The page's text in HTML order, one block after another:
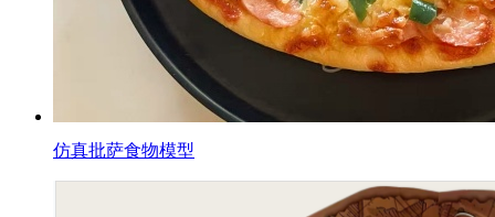
仿真批萨食物模型